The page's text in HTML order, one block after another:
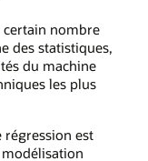
certain nombre
des statistiques,
du machine
les plus
régression est